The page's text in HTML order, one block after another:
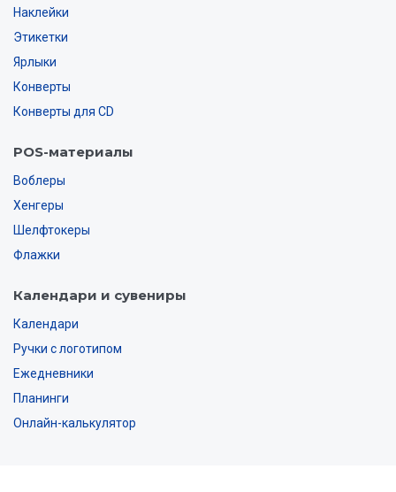
Наклейки
Этикетки
Ярлыки
Конверты
Конверты для CD
POS-материалы
Воблеры
Хенгеры
Шелфтокеры
Флажки
Календари и сувениры
Календари
Ручки с логотипом
Ежедневники
Планинги
Онлайн-калькулятор